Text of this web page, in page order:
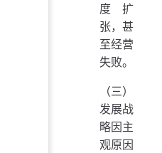
度扩
张，甚
至经营
失败。
（三）
发展战
略因主
观原因